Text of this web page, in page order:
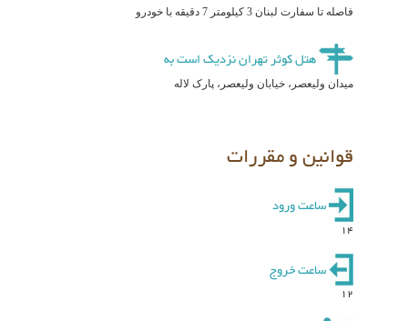
فاصله تا سفارت لبنان 3 کیلومتر 7 دقیقه با خودرو
هتل کوثر تهران نزدیک است به
میدان ولیعصر، خیابان ولیعصر، پارک لاله
قوانین و مقررات
ساعت ورود
14
ساعت خروج
12